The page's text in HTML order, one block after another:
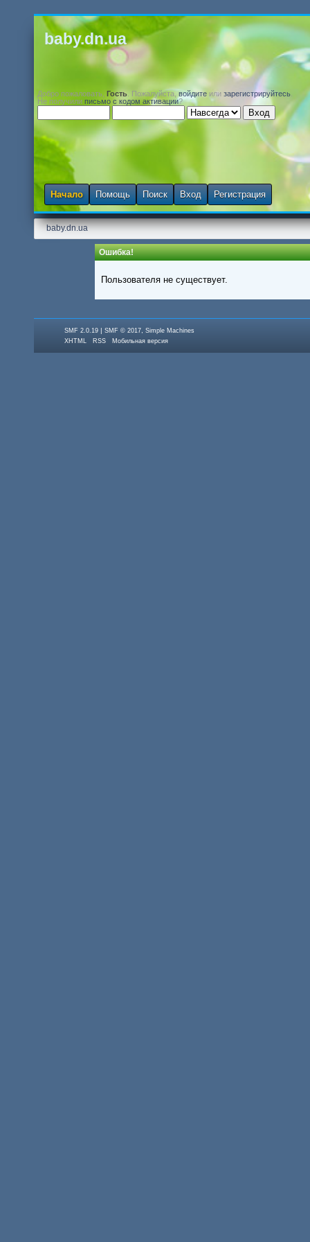
baby.dn.ua
Добро пожаловать, Гость . Пожалуйста,войдите или зарегистрируйтесь
Не получили письмо с кодом активации?
Начало Помощь Поиск Вход Регистрация
baby.dn.ua
Ошибка!
Пользователя не существует.
SMF 2.0.19 |SMF © 2017 ,Simple Machines
XHTML
RSS Мобильная версия